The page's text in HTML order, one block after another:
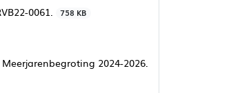
0061. 758 KB
2024-2026.